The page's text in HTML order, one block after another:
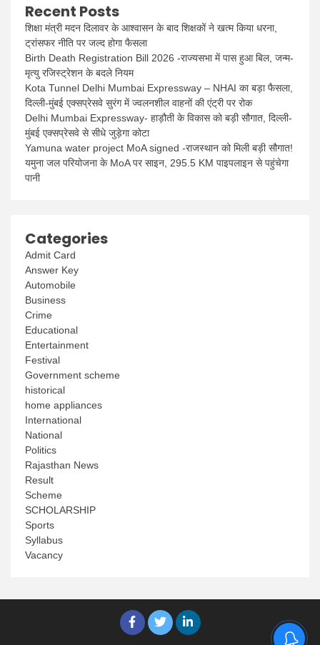
Recent Posts
शिक्षा मंत्री मदन दिलावर के आश्वासन के बाद शिक्षकों ने खत्म किया धरना,
ट्रांसफर नीति पर जल्द होगा फैसला
Birth Death Registration Bill 2026 -राज्यसभा में पास हुआ बिल, जन्म-
मृत्यु रजिस्ट्रेशन के बदले नियम
Kota Tunnel Delhi Mumbai Expressway – NHAI का बड़ा फैसला,
दिल्ली-मुंबई एक्सप्रेसवे सुरंग में ज्वलनशील वाहनों की एंट्री पर रोक
Delhi Mumbai Expressway- हाड़ौती के विकास को बड़ी सौगात, दिल्ली-
मुंबई एक्सप्रेसवे से सीधे जुड़ेगा कोटा
Yamuna water project MoA signed -राजस्थान को मिली बड़ी सौगात!
यमुना जल परियोजना के MoA पर साइन, 295.5 KM पाइपलाइन से पहुंचेगा
पानी
Categories
Admit Card
Answer Key
Automobile
Business
Crime
Educational
Entertainment
Festival
Government scheme
historical
home appliances
International
National
Politics
Rajasthan News
Result
Scheme
SCHOLARSHIP
Sports
Syllabus
Vacancy